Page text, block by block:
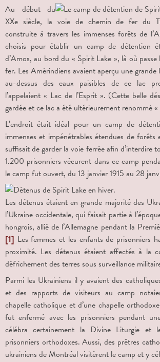
Au début du
XXe siècle, la voie de chemin de fer du
construite à travers les immenses forêts de
choisis pour établir un camp de détention
d’Amos, au bord du « Spirit Lake », là où
fer. Les Amérindiens avaient aperçu une
au-dessus des eaux paisibles de ce lac
l’appelaient « Lac de l’Esprit ». (Cette belle
gardée et ce lac a été ultérieurement renommé
L’endroit était idéal pour un camp de
immenses et impénétrables étendues de forêts
suffisait de garder la voie ferrée afin d’interdire
1.200 prisonniers vécurent dans ce camp
le camp fut ouvert, du 13 janvier 1915 au 28
Les détenus étaient en grande majorité des
l’Ukraine occidentale, qui faisait partie à
hongrois, allié de l’Allemagne pendant la
[1] Les femmes et les enfants de prisonniers
proximité. Les détenus étaient affectés à la
défrichement des terres sous surveillance
Parmi les Ukrainiens il y avaient des
et des rapports de visiteurs au camp
chapelle catholique et d’une chapelle
fut enfermé avec les prisonniers pendant
célébra certainement la Divine Liturgie et
prisonniers orthodoxes. Aussi, des prêtres
ukrainiens de Montréal visitèrent le camp et y